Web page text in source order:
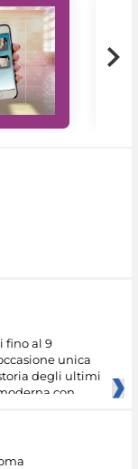
fino al 9
unica
degli ultimi
con